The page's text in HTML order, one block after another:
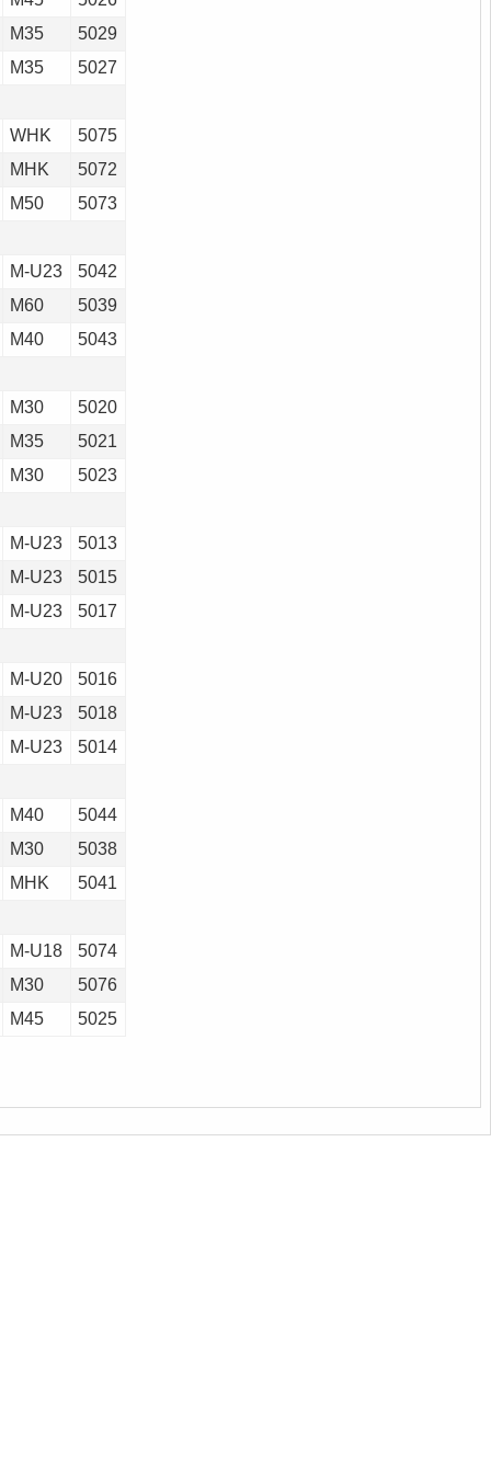
M35
5029
M35
5027
WHK
5075
MHK
5072
M50
5073
M-U23
5042
M60
5039
M40
5043
M30
5020
M35
5021
M30
5023
M-U23
5013
M-U23
5015
M-U23
5017
M-U20
5016
M-U23
5018
M-U23
5014
M40
5044
M30
5038
MHK
5041
M-U18
5074
M30
5076
M45 5025